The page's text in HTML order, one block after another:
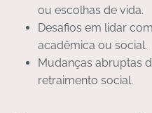
ou escolhas de vida.
Desafios em lidar
acadêmica ou social.
Mudanças abruptas
retraimento social.